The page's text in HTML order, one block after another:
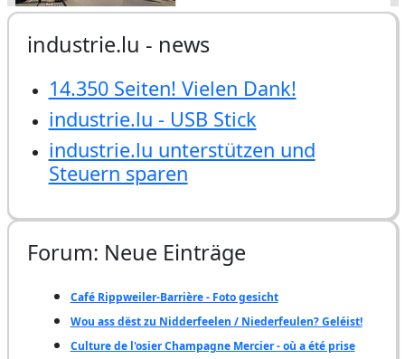
industrie.lu - news
14.350 Seiten! Vielen Dank!
industrie.lu - USB Stick
industrie.lu unterstützen und
Steuern sparen
Forum: Neue Einträge
Café Rippweiler-Barrière - Foto gesicht
Wou ass dëst zu Nidderfeelen / Niederfeulen? Geléist!
Culture de l'osier Champagne Mercier - où a été prise